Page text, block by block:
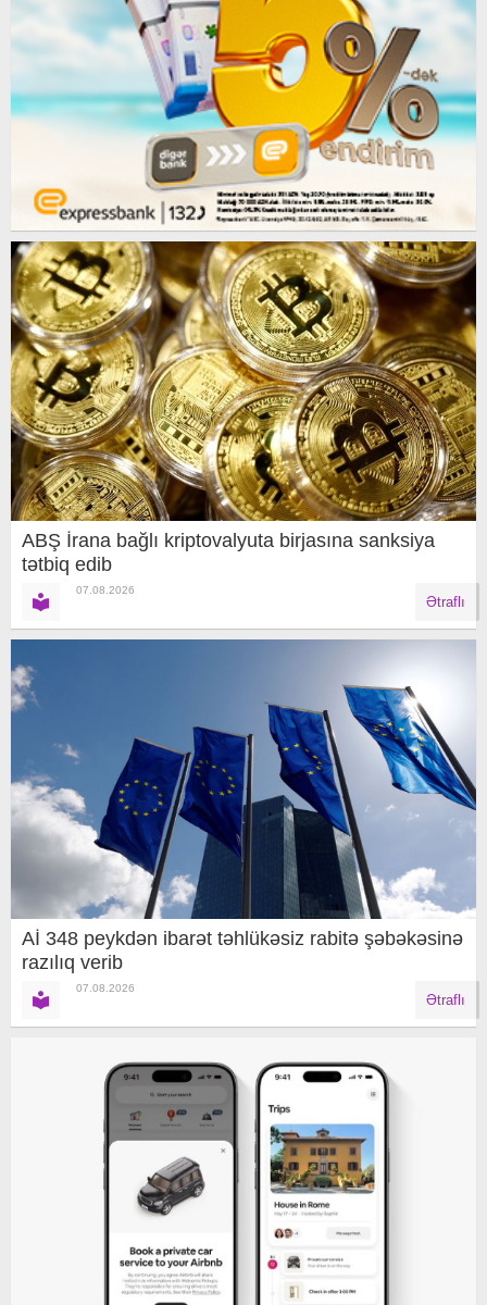
ABŞ İrana bağlı kriptovalyuta birjasına sanksiya
tətbiq edib
07.08.2026
Ətraflı
Aİ 348 peykdən ibarət təhlükəsiz rabitə şəbəkəsinə
razılıq verib
07.08.2026
Ətraflı